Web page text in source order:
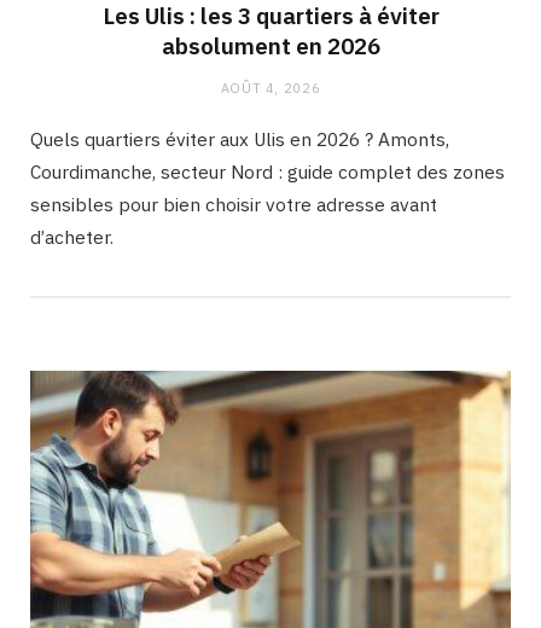
Les Ulis : les 3 quartiers à éviter
absolument en 2026
AOÛT 4, 2026
Quels quartiers éviter aux Ulis en 2026 ? Amonts,
Courdimanche, secteur Nord : guide complet des zones
sensibles pour bien choisir votre adresse avant
d’acheter.